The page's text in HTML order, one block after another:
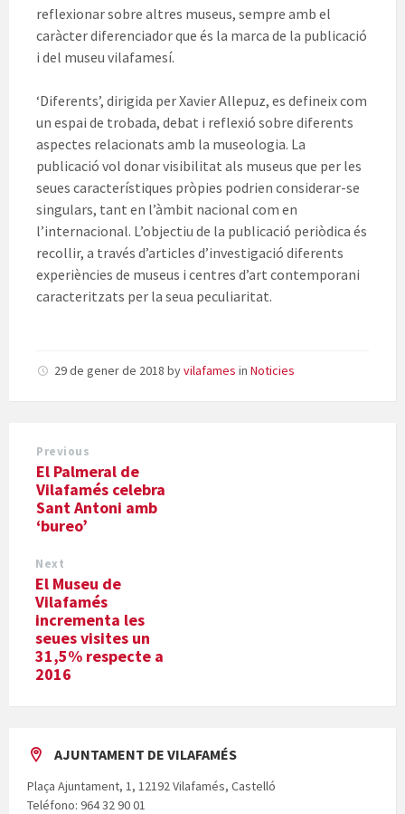
reflexionar sobre altres museus, sempre amb el
caràcter diferenciador que és la marca de la publicació
i del museu vilafamesí.
‘Diferents’, dirigida per Xavier Allepuz, es defineix com
un espai de trobada, debat i reflexió sobre diferents
aspectes relacionats amb la museologia. La
publicació vol donar visibilitat als museus que per les
seues característiques pròpies podrien considerar-se
singulars, tant en l’àmbit nacional com en
l’internacional. L’objectiu de la publicació periòdica és
recollir, a través d’articles d’investigació diferents
experiències de museus i centres d’art contemporani
caracteritzats per la seua peculiaritat.
29 de gener de 2018 byvilafames in Noticies
Previous
El Palmeral de
Vilafamés celebra
Sant Antoni amb
‘bureo’
Next
El Museu de
Vilafamés
incrementa les
seues visites un
31,5% respecte a
2016
AJUNTAMENT DE VILAFAMÉS
Plaça Ajuntament, 1, 12192 Vilafamés, Castelló
Teléfono: 964 32 90 01